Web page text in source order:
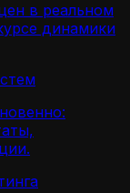
в реальном
динамики